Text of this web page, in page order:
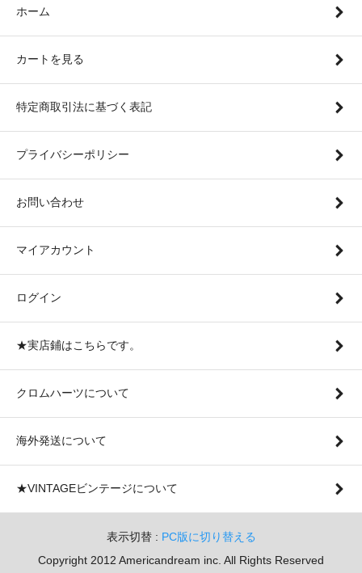
ホーム
カートを見る
特定商取引法に基づく表記
プライバシーポリシー
お問い合わせ
マイアカウント
ログイン
★実店鋪はこちらです。
クロムハーツについて
海外発送について
★VINTAGEビンテージについて
表示切替 : PC版に切り替える
Copyright 2012 Americandream inc. All Rights Reserved